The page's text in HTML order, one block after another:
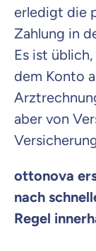
erledigt die
Zahlung in
Es ist
dem Konto
aber von
ottonova
nach
Regel